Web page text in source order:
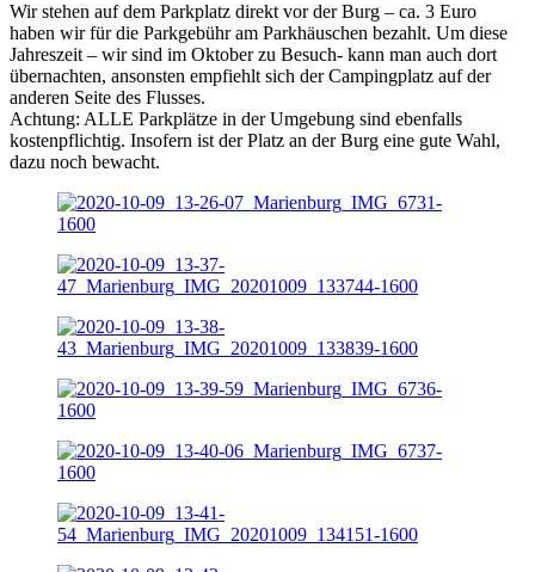
Wir stehen auf dem Parkplatz direkt vor der Burg – ca. 3 Euro
haben wir für die Parkgebühr am Parkhäuschen bezahlt. Um diese
Jahreszeit – wir sind im Oktober zu Besuch- kann man auch dort
übernachten, ansonsten empfiehlt sich der Campingplatz auf der
anderen Seite des Flusses.
Achtung: ALLE Parkplätze in der Umgebung sind ebenfalls
kostenpflichtig. Insofern ist der Platz an der Burg eine gute Wahl,
dazu noch bewacht.